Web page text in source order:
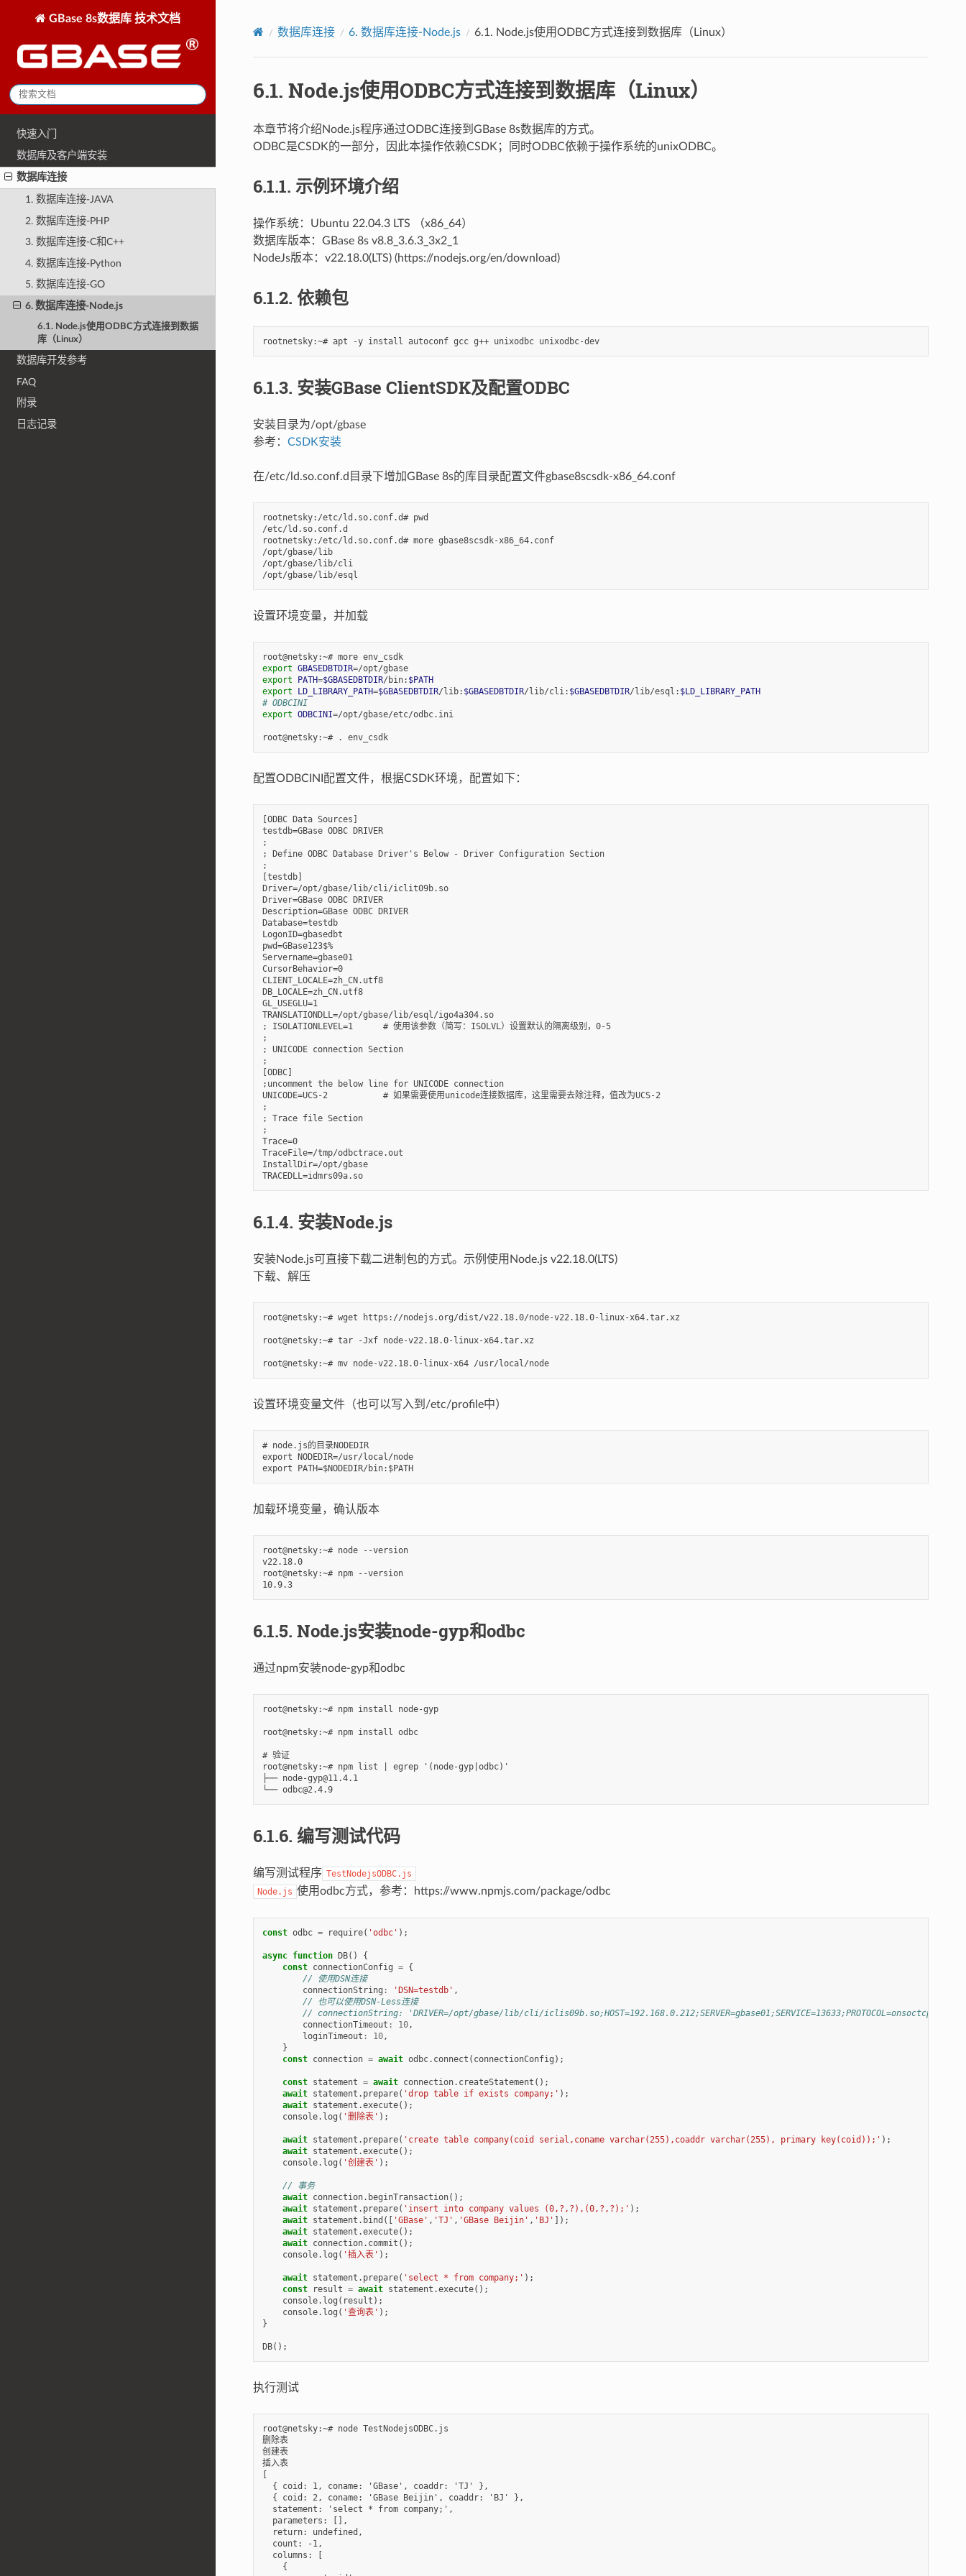
GBase 8s数据库 技术文档
快速入门
数据库及客户端安装
数据库连接
1. 数据库连接-JAVA
2. 数据库连接-PHP
3. 数据库连接-C和C++
4. 数据库连接-Python
5. 数据库连接-GO
6. 数据库连接-Node.js
6.1. Node.js使用ODBC方式连接到数据
库（Linux）
数据库开发参考
FAQ
附录
日志记录
数据库连接 6. 数据库连接-Node.js 6.1. Node.js使用ODBC方式连接到数据库（Linux）
6.1. Node.js使用ODBC方式连接到数据库（Linux）
本章节将介绍Node.js程序通过ODBC连接到GBase 8s数据库的方式。
ODBC是CSDK的一部分，因此本操作依赖CSDK；同时ODBC依赖于操作系统的unixODBC。
6.1.1. 示例环境介绍
操作系统：Ubuntu 22.04.3 LTS （x86_64）
数据库版本：GBase 8s v8.8_3.6.3_3x2_1
NodeJs版本：v22.18.0(LTS) (https://nodejs.org/en/download)
6.1.2. 依赖包
rootnetsky:~# apt -y install autoconf gcc g++ unixodbc unixodbc-dev
6.1.3. 安装GBase ClientSDK及配置ODBC
安装目录为/opt/gbase
参考： CSDK安装
在/etc/ld.so.conf.d目录下增加GBase 8s的库目录配置文件gbase8scsdk-x86_64.conf
rootnetsky:/etc/ld.so.conf.d# pwd
/etc/ld.so.conf.d
rootnetsky:/etc/ld.so.conf.d# more gbase8scsdk-x86_64.conf
/opt/gbase/lib
/opt/gbase/lib/cli
设置环境变量，并加载
root@netsky:~# more
env_csdk
export GBASEDBTDIR=
/opt/gbase
export
PATH=$GBASEDBTDIR/bin: $PATH
export
LD_LIBRARY_PATH=$GBASEDBTDIR/lib: $GBASEDBTDIR/lib/cli: $GBASEDBTDIR/lib/esql: $LD_LIBRARY_PATH
# ODBCINI
export ODBCINI=/opt/gbase/etc/odbc.ini
root@netsky:~# . env_csdk
配置ODBCINI配置文件，根据CSDK环境，配置如下：
[ODBC Data Sources]
testdb=GBase ODBC DRIVER
;
; Define ODBC Database Driver's Below - Driver Configuration Section
;
[testdb]
Driver=/opt/gbase/lib/cli/iclit09b.so
Driver=GBase ODBC DRIVER
Description=GBase ODBC DRIVER
Database=testdb
LogonID=gbasedbt
pwd=GBase123$%
Servername=gbase01
CursorBehavior=0
CLIENT_LOCALE=zh_CN.utf8
DB_LOCALE=zh_CN.utf8
GL_USEGLU=1
TRANSLATIONDLL=/opt/gbase/lib/esql/igo4a304.so
; ISOLATIONLEVEL=1	# 使用该参数（简写：ISOLVL）设置默认的隔离级别，0-5
;
; UNICODE connection Section
;
[ODBC]
;uncomment the below line for UNICODE connection
UNICODE=UCS-2		# 如果需要使用unicode连接数据库，这里需要去除注释，值改为UCS-2
;
; Trace file Section
;
Trace=0
TraceFile=/tmp/odbctrace.out
InstallDir=/opt/gbase
TRACEDLL=idmrs09a.so
6.1.4. 安装Node.js
安装Node.js可直接下载二进制包的方式。示例使用Node.js v22.18.0(LTS)
下载、解压
root@netsky:~# wget https://nodejs.org/dist/v22.18.0/node-v22.18.0-linux-x64.tar.xz
root@netsky:~# tar -Jxf node-v22.18.0-linux-x64.tar.xz
root@netsky:~# mv node-v22.18.0-linux-x64 /usr/local/node
设置环境变量文件（也可以写入到/etc/profile中）
# node.js的目录NODEDIR
export NODEDIR=/usr/local/node
export PATH=$NODEDIR/bin:$PATH
加载环境变量，确认版本
root@netsky:~# node --version
v22.18.0
root@netsky:~# npm --version
10.9.3
6.1.5. Node.js安装node-gyp和odbc
通过npm安装node-gyp和odbc
root@netsky:~# npm install node-gyp
root@netsky:~# npm install odbc
# 验证
root@netsky:~# npm list | egrep '(node-gyp|odbc)'
├── node-gyp@11.4.1
└── odbc@2.4.9
6.1.6. 编写测试代码
编写测试程序 TestNodejsODBC.js
Node.js 使用odbc方式，参考：https://www.npmjs.com/package/odbc
const odbc = require( 'odbc' );
async function DB()
{
const connectionConfig = {
// 使用DSN连接
connectionString : 'DSN=testdb' ,
// 也可以使用DSN-Less连接
// connectionString: 'DRIVER=/opt/gbase/lib/cli/
connectionTimeout : 10,
loginTimeout : 10,
}
const connection = await odbc. connect ( connectionConfig );
const statement = await connection. createStatement ();
await statement . prepare( 'drop table if exists company;' );
await statement .execute();
console. log ( '删除表' );
await statement . prepare( 'create table company(coid serial,coname varchar(255),coaddr varchar(255), primary key(coid));' );
await statement .execute();
console. log ( '创建表' );
// 事务
await connection. beginTransaction();
await statement . prepare( 'insert into company values (0,?,?),(0,?,?);' );
await statement . bind ([ 'GBase' , 'TJ' , 'GBase Beijin' , 'BJ' ]);
await statement .execute();
await connection. commit ();
console. log ( '插入表' );
await statement . prepare( 'select * from company;' );
const
result = await statement .execute();
console. log ( result );
console. log ( '查询表' );
}
DB();
执行测试
root@netsky:~# node TestNodejsODBC.js
删除表
创建表
插入表
[
  { coid: 1, coname: 'GBase', coaddr: 'TJ' },
  { coid: 2, coname: 'GBase Beijin', coaddr: 'BJ' },
  statement: 'select * from company;',
  parameters: [],
  return: undefined,
  count: -1,
  columns: [
    {